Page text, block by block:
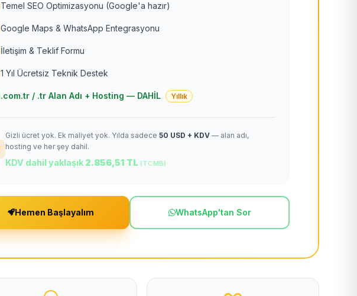
Temel SEO Optimizasyonu (Google'a hazır)
Google Maps & WhatsApp Entegrasyonu
İletişim & Teklif Formu
1 Yıl Ücretsiz Teknik Destek
.com.tr / .tr Alan Adı + Hosting — DAHİL Yıllık
Gizli ücret yok. Ek maliyet yok. Yılda sadece 50 USD + KDV — alan adı,
hosting ve her şey dahil.
KDV dahil yaklaşık 2.856,51 TL (TCMB)
Hemen Başlayalım WhatsApp'tan Sor